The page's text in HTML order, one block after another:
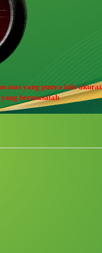
atas yang punya info akurat
bermasalah